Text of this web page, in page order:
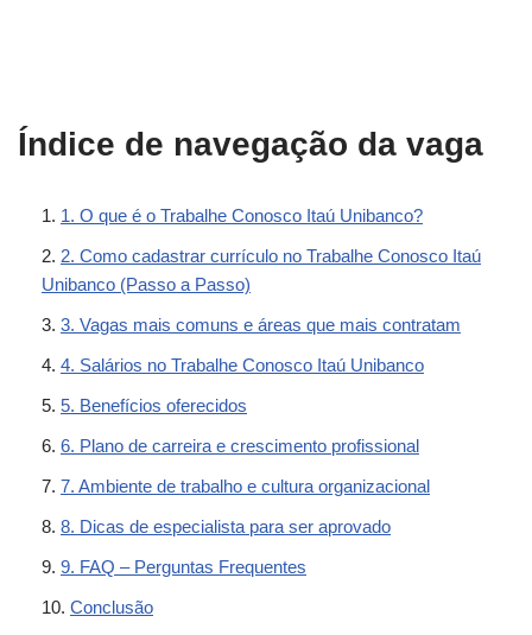
Índice de navegação da vaga
1. O que é o Trabalhe Conosco Itaú Unibanco?
2. Como cadastrar currículo no Trabalhe Conosco Itaú
Unibanco (Passo a Passo)
3. Vagas mais comuns e áreas que mais contratam
4. Salários no Trabalhe Conosco Itaú Unibanco
5. Benefícios oferecidos
6. Plano de carreira e crescimento profissional
7. Ambiente de trabalho e cultura organizacional
8. Dicas de especialista para ser aprovado
9. FAQ – Perguntas Frequentes
Conclusão